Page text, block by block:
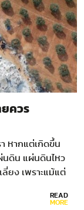
ควร
หากแต่เกิดขึ้น
นดิน แผ่นดินไหว
ยง เพราะแม้แต่
READ
MORE